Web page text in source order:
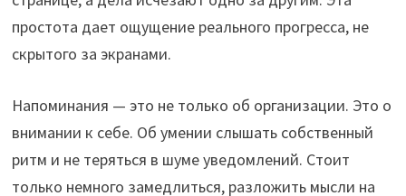
простота дает ощущение реального прогресса, не
скрытого за экранами.
Напоминания — это не только об организации. Это о
внимании к себе. Об умении слышать собственный
ритм и не теряться в шуме уведомлений. Стоит
только немного замедлиться, разложить мысли на